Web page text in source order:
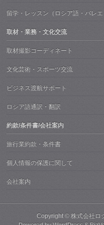
留学・レッスン（ロシア語・バレエ
取材・業務・文化交流
取材撮影コーディネート
文化芸術・スポーツ交流
ビジネス渡航サポート
ロシア語通訳・翻訳
約款/条件書/会社案内
旅行業約款・条件書
個人情報の保護に関して
会社案内
Copyright © 株式会社ロ